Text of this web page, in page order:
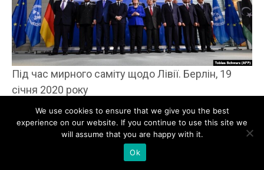
Під час мирного саміту щодо Лівії. Берлін, 19
січня 2020 року
– Чому сучасні війни четвертого покоління,
про які ви кажете, тривають так довго?
Зараз метою війни є не захопити
країну, а знищити її. Підірвати довіру до уряду,
We use cookies to ensure that we give you the best
experience on our website. If you continue to use this site we
will assume that you are happy with it.
Ok